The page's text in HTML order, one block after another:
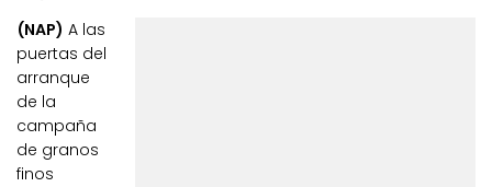
(NAP) A las
puertas del
arranque
de la
campaña
de granos
finos